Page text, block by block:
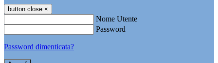
button close ×
Nome Utente
Password
Password dimenticata?